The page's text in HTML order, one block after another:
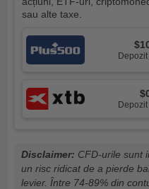
sau alte taxe.
Disclaimer: CFD-urile sunt
un risc ridicat de a pierde
levier. Între 74-89% din